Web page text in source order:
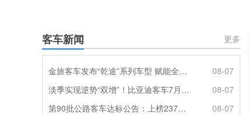
客车新闻 更多
金旅客车发布“乾途”系列车型 赋能全球客运产业提质升级
08-07
淡季实现逆势“双增”！比亚迪客车7月热销620辆创新高
08-07
第90批公路客车达标公告：上榜237款创次高，混动\燃料电池缺席
08-07